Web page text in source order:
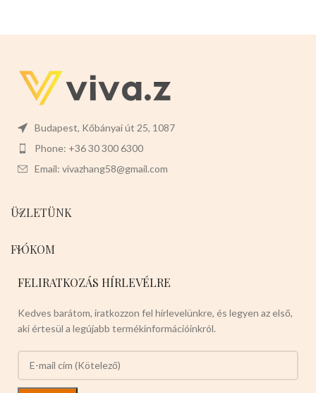
Budapest, Kőbányai út 25, 1087
Phone: +36 30 300 6300
Email: vivazhang58@gmail.com
ÜZLETÜNK
FIÓKOM
FELIRATKOZÁS HÍRLEVÉLRE
Kedves barátom, iratkozzon fel hírlevelünkre, és legyen az első,
aki értesül a legújabb termékinformációinkról.